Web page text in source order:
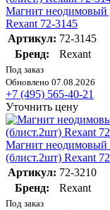
Магнит неодимовый
Rexant 72-3145
Артикул: 72-3145
Бренд:
Rexant
Под заказ
Обновлено 07.08.2026
+7 (495) 565-40-21
Уточнить цену
Магнит неодимовый
(блист.2шт) Rexant
Артикул: 72-3210
Бренд:
Rexant
Под заказ